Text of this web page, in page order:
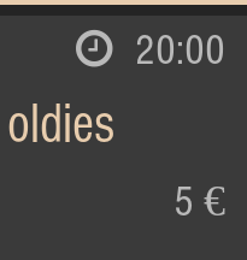
20:00
5 €